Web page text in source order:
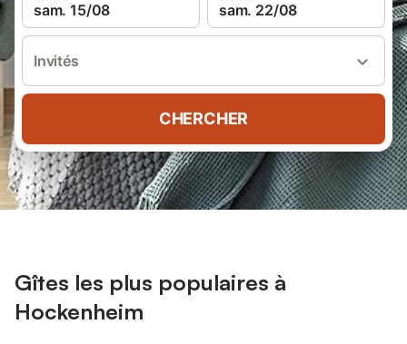
sam. 15/08 sam. 22/08
Invités
CHERCHER
Gîtes les plus populaires à
Hockenheim